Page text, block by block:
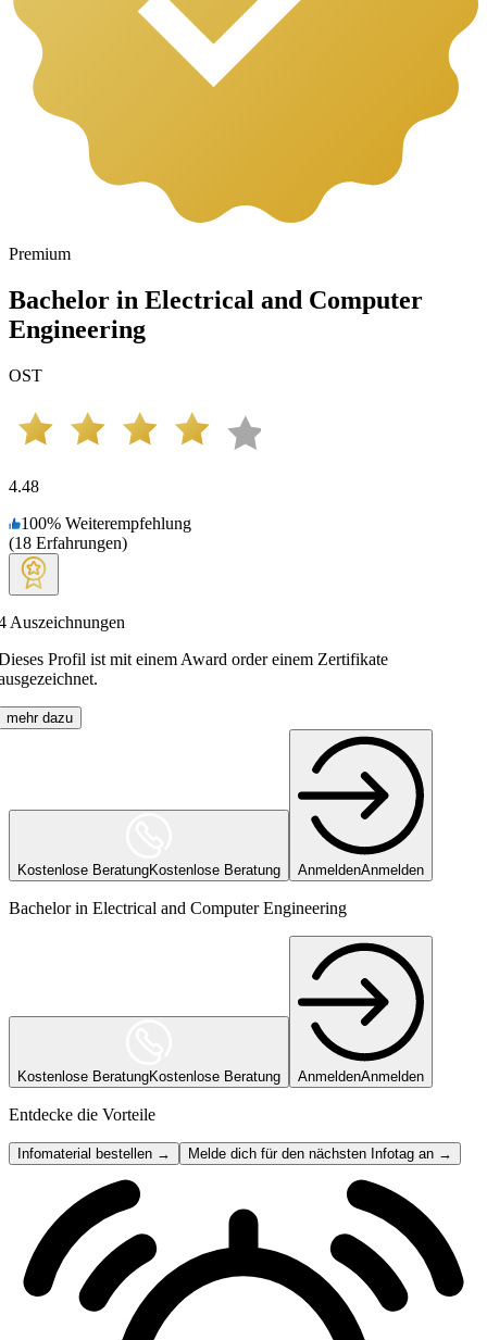
Premium
Bachelor in Electrical and Computer
Engineering
OST
4.48
100% Weiterempfehlung
(18 Erfahrungen)
Auszeichnungen
Profil ist mit einem Award order einem Zertifikate
mehr dazu
Kostenlose BeratungKostenlose Beratung AnmeldenAnmelden
Bachelor in Electrical and Computer Engineering
Kostenlose BeratungKostenlose Beratung AnmeldenAnmelden
Entdecke die Vorteile
Infomaterial bestellen → Melde dich für den nächsten Infotag an →